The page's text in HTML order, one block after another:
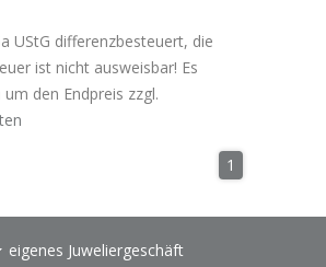
UStG differenzbesteuert, die
ist nicht ausweisbar! Es
den Endpreis zzgl.
1
eigenes Juweliergeschäft